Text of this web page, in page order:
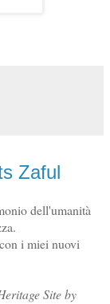
Zaful
dell'umanità
i miei nuovi
Site by